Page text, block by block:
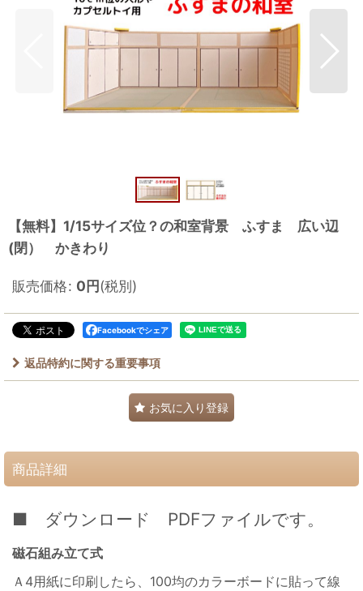
【無料】1/15サイズ位？の和室背景 ふすま 広い辺
(閉） かきわり
販売価格: 0円(税別)
Facebookでシェア
返品特約に関する重要事項
お気に入り登録
商品詳細
■ ダウンロード PDFファイルです。
磁石組み立て式
Ａ4用紙に印刷したら、100均のカラーボードに貼って線